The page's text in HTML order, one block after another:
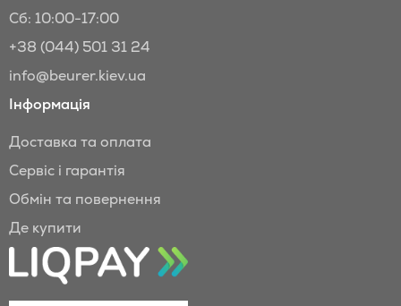
Сб: 10:00-17:00
+38 (044) 501 31 24
info@beurer.kiev.ua
Інформація
Доставка та оплата
Сервіс і гарантія
Обмін та повернення
Де купити